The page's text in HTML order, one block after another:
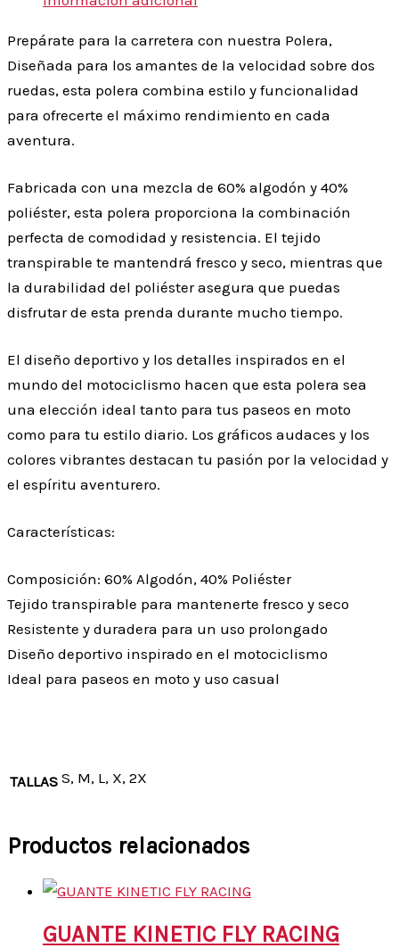
Prepárate para la carretera con nuestra Polera,
Diseñada para los amantes de la velocidad sobre dos
ruedas, esta polera combina estilo y funcionalidad
para ofrecerte el máximo rendimiento en cada
aventura.
Fabricada con una mezcla de 60% algodón y 40%
poliéster, esta polera proporciona la combinación
perfecta de comodidad y resistencia. El tejido
transpirable te mantendrá fresco y seco, mientras que
la durabilidad del poliéster asegura que puedas
disfrutar de esta prenda durante mucho tiempo.
El diseño deportivo y los detalles inspirados en el
mundo del motociclismo hacen que esta polera sea
una elección ideal tanto para tus paseos en moto
como para tu estilo diario. Los gráficos audaces y los
colores vibrantes destacan tu pasión por la velocidad y
el espíritu aventurero.
Características:
Composición: 60% Algodón, 40% Poliéster
Tejido transpirable para mantenerte fresco y seco
Resistente y duradera para un uso prolongado
Diseño deportivo inspirado en el motociclismo
Ideal para paseos en moto y uso casual
TALLAS S, M, L, X, 2X
Productos relacionados
GUANTE KINETIC FLY RACING